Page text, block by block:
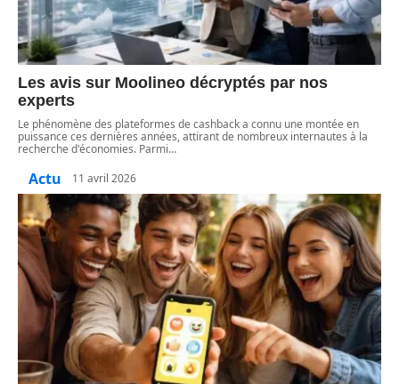
Les avis sur Moolineo décryptés par nos
experts
Le phénomène des plateformes de cashback a connu une montée en
puissance ces dernières années, attirant de nombreux internautes à la
recherche d'économies. Parmi…
Actu 11 avril 2026